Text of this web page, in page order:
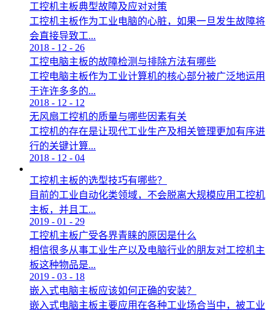
工控机主板典型故障及应对对策
工控机主板作为工业电脑的心脏，如果一旦发生故障将
会直接导致工...
2018 - 12 - 26
工控电脑主板的故障检测与排除方法有哪些
工控电脑主板作为工业计算机的核心部分被广泛地运用
于许许多多的...
2018 - 12 - 12
无风扇工控机的质量与哪些因素有关
工控机的存在是让现代工业生产及相关管理更加有序进
行的关键计算...
2018 - 12 - 04
工控机主板的选型技巧有哪些？
目前的工业自动化类领域，不会脱离大规模应用工控机
主板，并且工...
2019 - 01 - 29
工控机主板广受各界青睐的原因是什么
相信很多从事工业生产以及电脑行业的朋友对工控机主
板这种物品是...
2019 - 03 - 18
嵌入式电脑主板应该如何正确的安装？
嵌入式电脑主板主要应用在各种工业场合当中，被工业